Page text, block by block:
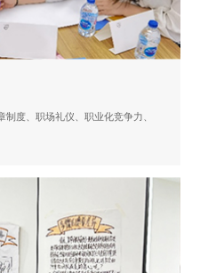
度、职场礼仪、职业化竞争力、